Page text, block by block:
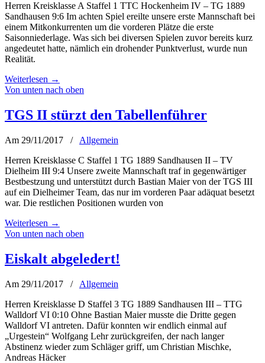
Herren Kreisklasse A Staffel 1 TTC Hockenheim IV – TG 1889
Sandhausen 9:6 Im achten Spiel ereilte unsere erste Mannschaft bei
einem Mitkonkurrenten um die vorderen Plätze die erste
Saisonniederlage. Was sich bei diversen Spielen zuvor bereits kurz
angedeutet hatte, nämlich ein drohender Punktverlust, wurde nun
Realität.
Weiterlesen →
Von unten nach oben
TGS II stürzt den Tabellenführer
Am 29/11/2017 /
Allgemein
Herren Kreisklasse C Staffel 1 TG 1889 Sandhausen II – TV
Dielheim III 9:4 Unsere zweite Mannschaft traf in gegenwärtiger
Bestbestzung und unterstützt durch Bastian Maier von der TGS III
auf ein Dielheimer Team, das nur im vorderen Paar adäquat besetzt
war. Die restlichen Positionen wurden von
Weiterlesen →
Von unten nach oben
Eiskalt abgeledert!
Am 29/11/2017 /
Allgemein
Herren Kreisklasse D Staffel 3 TG 1889 Sandhausen III – TTG
Walldorf VI 0:10 Ohne Bastian Maier musste die Dritte gegen
Walldorf VI antreten. Dafür konnten wir endlich einmal auf
„Urgestein“ Wolfgang Lehr zurückgreifen, der nach langer
Abstinenz wieder zum Schläger griff, um Christian Mischke,
Andreas Häcker